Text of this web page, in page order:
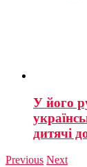
У його
дитячі
Previous Next